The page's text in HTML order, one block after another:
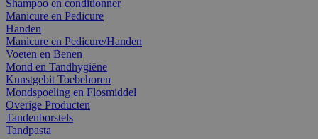
Shampoo en conditionner
Manicure en Pedicure
Handen
Manicure en Pedicure/Handen
Voeten en Benen
Mond en Tandhygiëne
Kunstgebit Toebehoren
Mondspoeling en Flosmiddel
Overige Producten
Tandenborstels
Tandpasta